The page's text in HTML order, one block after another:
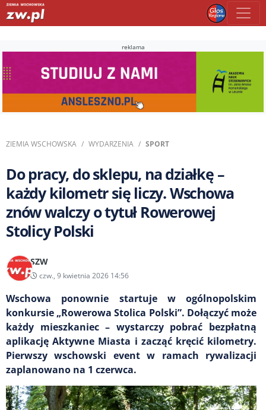
reklama
ZIEMIA WSCHOWSKA WYDARZENIA SPORT
Do pracy, do sklepu, na działkę –
każdy kilometr się liczy. Wschowa
znów walczy o tytuł Rowerowej
Stolicy Polski
SZW
czw., 9 kwietnia 2026 14:56
Wschowa ponownie startuje w ogólnopolskim
konkursie „Rowerowa Stolica Polski”. Dołączyć może
każdy mieszkaniec – wystarczy pobrać bezpłatną
aplikację Aktywne Miasta i zacząć kręcić kilometry.
Pierwszy wschowski event w ramach rywalizacji
zaplanowano na 1 czerwca.